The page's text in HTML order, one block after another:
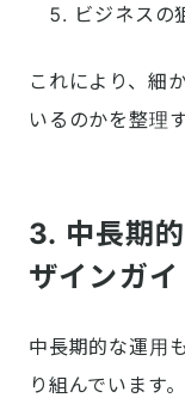
ビジネスの
これにより、細
いるのかを整理
3. 中長期
ザインガ
中長期的な運用
り組んでいます。